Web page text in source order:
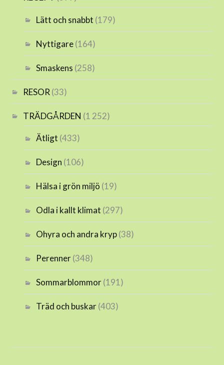
Lätt och snabbt (179)
Nyttigare(164)
Smaskens (258)
RESOR (33)
TRÄDGÅRDEN (1 252)
Ätligt (433)
Design (106)
Hälsa i grön miljö (19)
Odla i kallt klimat (297)
Ohyra och andra kryp(38)
Perenner(348)
Sommarblommor(191)
Träd och buskar(403)